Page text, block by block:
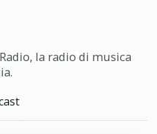
la radio di musica